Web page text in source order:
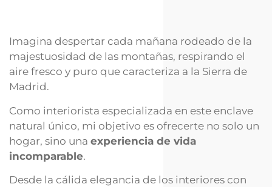
Imagina despertar cada mañana rodeado de la
majestuosidad de las montañas, respirando el
aire fresco y puro que caracteriza a la Sierra de
Madrid.
Como interiorista especializada en este enclave
natural único, mi objetivo es ofrecerte no solo un
hogar, sino una experiencia de vida
incomparable.
Desde la cálida elegancia de los interiores con